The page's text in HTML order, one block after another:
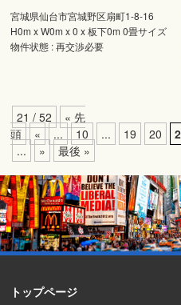
宮城県仙台市宮城野区扇町1-8-16
H0m x W0m x 0 x 板下0m 0畳サイズ
物件状態 : 再交渉必要
21 / 52
« 先
頭
« ... 10 ... 19 20
...
» 最後 »
トップページ